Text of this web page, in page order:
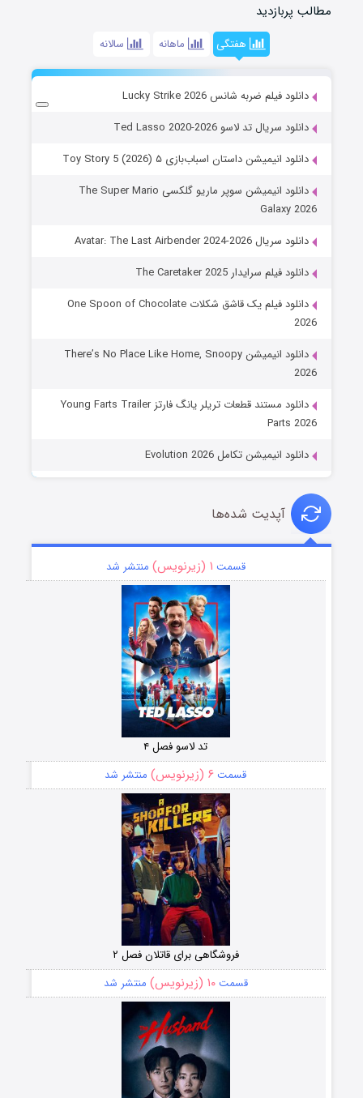
مطالب پربازدید
هفتگی ماهانه سالانه
دانلود فیلم ضربه شانس Lucky Strike 2026
دانلود سریال تد لاسو Ted Lasso 2020-2026
دانلود انیمیشن داستان اسباب‌بازی ۵ Toy Story 5 (2026)
دانلود انیمیشن سوپر ماریو گلکسی The Super Mario
Galaxy 2026
دانلود سریال Avatar: The Last Airbender 2024-2026
دانلود فیلم سرایدار The Caretaker 2025
دانلود فیلم یک قاشق شکلات One Spoon of Chocolate
2026
دانلود انیمیشن There’s No Place Like Home, Snoopy
2026
دانلود مستند قطعات تریلر یانگ فارتز Young Farts Trailer
Parts 2026
دانلود انیمیشن تکامل Evolution 2026
آپدیت شده‌ها
قسمت ۱ (زیرنویس) منتشر شد
تد لاسو فصل ۴
قسمت ۶ (زیرنویس) منتشر شد
فروشگاهی برای قاتلان فصل ۲
قسمت۱۰ (زیرنویس) منتشر شد